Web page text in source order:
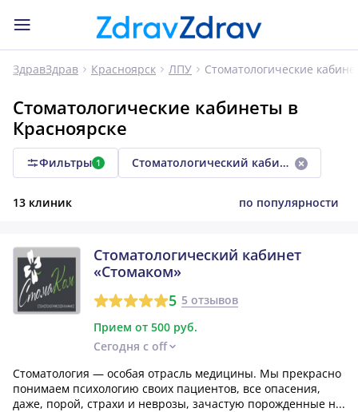
ЗдравЗдрав Красноярск ЛПУ Стоматологические
Стоматологические кабинеты в
Красноярске
Фильтры 1 Стоматологический кабинет
13 клиник по популярности
Стоматологический кабинет
«Стомаком»
5 5 отзывов
Прием от 500 руб.
Сегодня с off
Стоматология — особая отрасль медицины. Мы прекрасно
понимаем психологию своих пациентов, все опасения,
даже, порой, страхи и неврозы, зачастую порожденные н...